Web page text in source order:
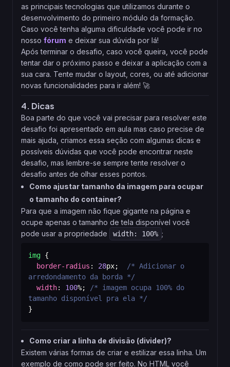
as principais tecnologias que utilizamos durante o
desenvolvimento do primeiro módulo da formação.
Caso você tenha alguma dificuldade você pode ir no
nosso fórum e deixar sua dúvida por lá!
Após terminar o desafio, caso você queira, você pode
tentar dar o próximo passo e deixar a aplicação com a
sua cara. Tente mudar o layout, cores, ou até adicionar
novas funcionalidades para ir além! 🚀
4. Dicas
Boa parte do que você vai precisar para resolver este
desafio foi apresentado em aula mas caso precise de
mais ajuda, criamos essa seção com algumas dicas e
possíveis dúvidas que você pode encontrar neste
desafio, mas lembre-se sempre tente resolver o
desafio antes de olhar esses pontos.
Como ajustar tamanho da imagem para ocupar
o tamanho do container?
Para que a imagem não fique gigante na página e
ocupe apenas o tamanho de tela disponível você
pode usar a propriedade
width: 100% ;
img {
border-radius : 28px;
/* Adicionar o
arredondamento da borda */
width: 100%;
/* imagem ocupa 100% do
tamanho disponível pra ela */
}
Como criar a linha de divisão (divider)?
Existem várias formas de criar e estilizar essa linha. Um
exemplo de como pode ser feito. No HTML você